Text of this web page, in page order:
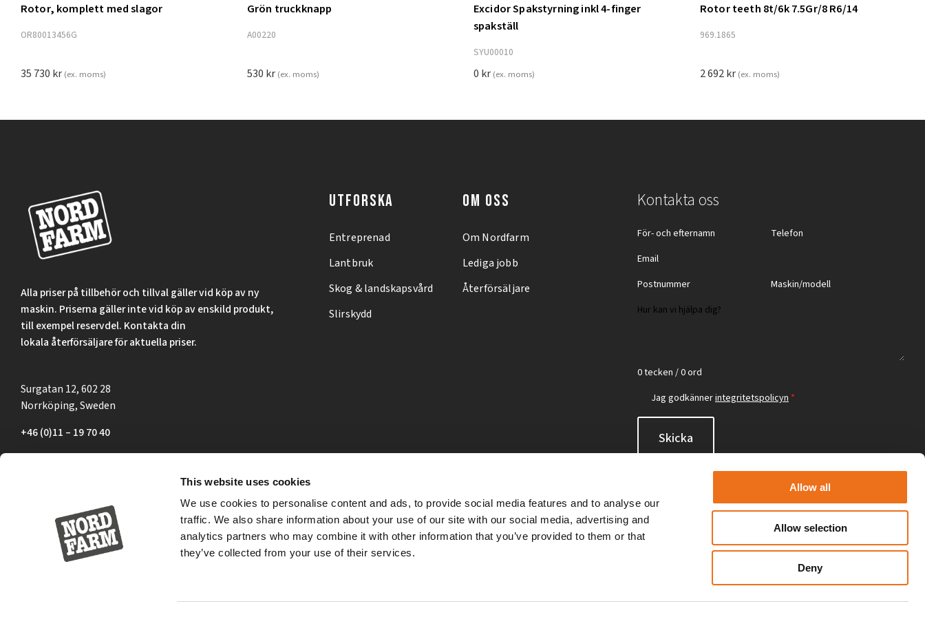
This website uses cookies
We use cookies to personalise content and ads, to provide social media features and to analyse our
traffic. We also share information about your use of our site with our social media, advertising and
analytics partners who may combine it with other information that you’ve provided to them or that
they’ve collected from your use of their services.
Allow all
Allow selection
Deny
Lägg till i varukorg
Rotor, komplett med slagor
OR80013456G
35 730 kr (ex. moms)
Lägg till i varukorg
Grön truckknapp
A00220
530 kr (ex. moms)
Lägg till i varukorg
Excidor Spakstyrning inkl 4-finger
spakställ
SYU00010
0 kr (ex. moms)
Rotor teeth 8t/6k 7.5Gr/8 R6/14
969.1865
2 692kr (ex. moms)
Alla priser på tillbehör och tillval gäller vid köp av ny
maskin. Priserna gäller inte vid köp av enskild produkt,
till exempel reservdel. Kontakta din
lokala återförsäljare för aktuella priser.
Surgatan 12, 602 28
Norrköping, Sweden
+46 (0)11 – 19 70 40
UTFORSKA
Entreprenad
Lantbruk
Skog & landskapsvård
Slirskydd
OM OSS
Om Nordfarm
Lediga jobb
Återförsäljare
Kontakta oss
0 tecken / 0 ord
Jag godkännerintegritetspolicyn *
Skicka